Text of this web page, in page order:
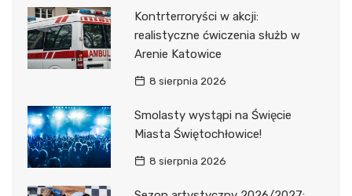
Kontrterroryści w akcji:
realistyczne ćwiczenia służb w
Arenie Katowice
8 sierpnia 2026
Smolasty wystąpi na Święcie
Miasta Świętochłowice!
8 sierpnia 2026